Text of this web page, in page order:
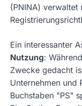
(PNINA)
Ein interessanter
Nutzung:
Zwecke gedacht
Unternehmen und
Buchstaben "PS"